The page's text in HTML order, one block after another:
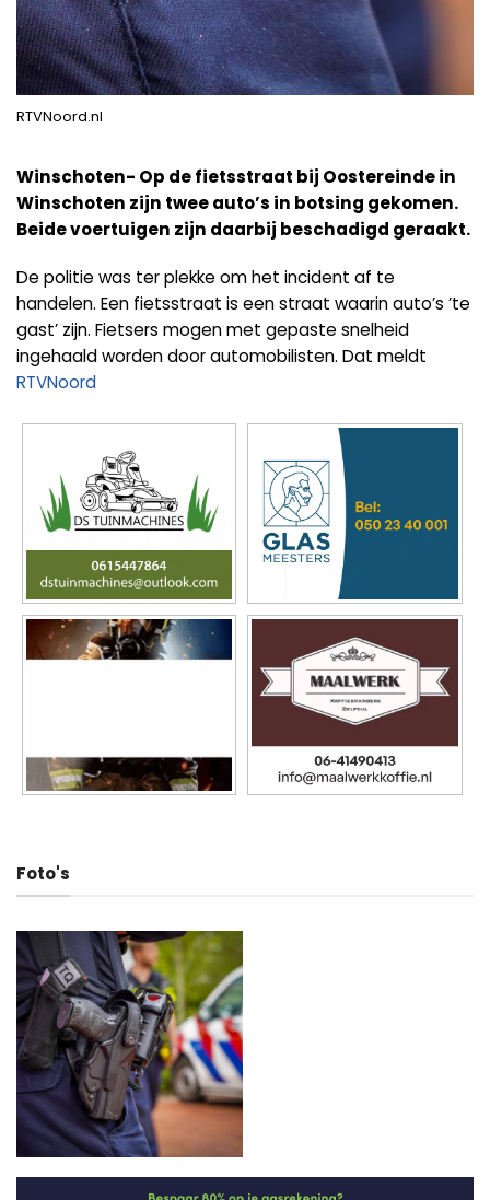
RTVNoord.nl
Winschoten- Op de fietsstraat bij Oostereinde in
Winschoten zijn twee auto’s in botsing gekomen.
Beide voertuigen zijn daarbij beschadigd geraakt.
De politie was ter plekke om het incident af te
handelen. Een fietsstraat is een straat waarin auto’s ’te
gast’ zijn. Fietsers mogen met gepaste snelheid
ingehaald worden door automobilisten. Dat meldt
RTVNoord
Foto's